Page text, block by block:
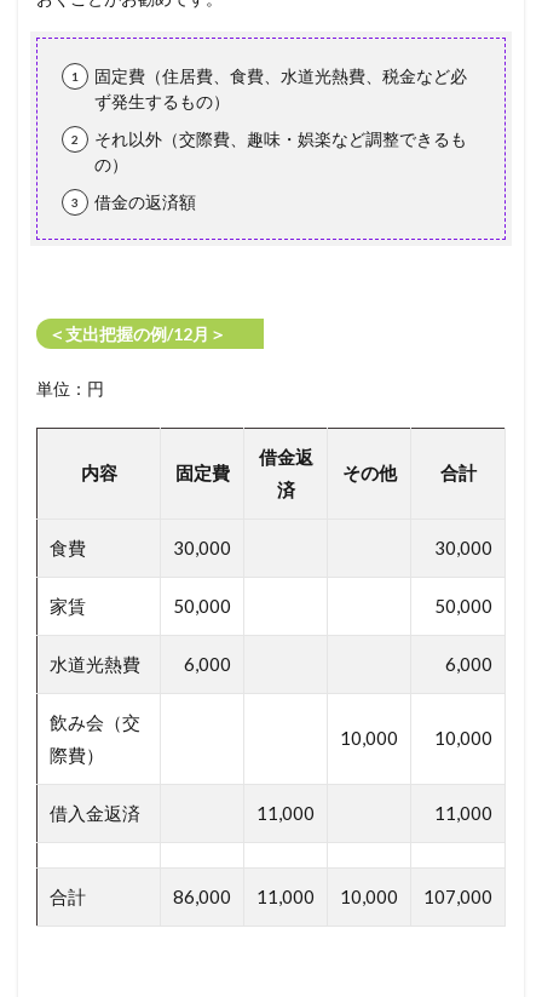
固定費（住居費、食費、水道光熱費、税金など必
ず発生するもの）
それ以外（交際費、趣味・娯楽など調整できるも
の）
借金の返済額
＜支出把握の例/12月＞
単位：円
内容 固定費
借金返
済
その他 合計
食費 30,000 30,000
家賃 50,000 50,000
水道光熱費 6,000 6,000
飲み会（交
際費）
10,000 10,000
借入金返済 11,000 11,000
合計 86,000 11,000 10,000 107,000